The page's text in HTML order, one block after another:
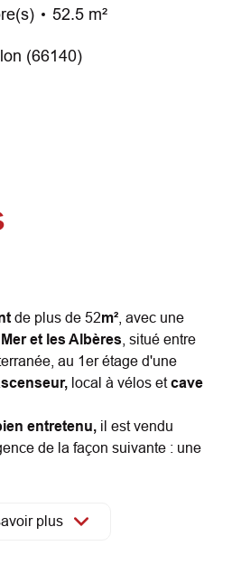
52.5 m²
(66140)
de plus de 52m² , avec une
et les Albères , situé entre
au 1er étage d'une
local à vélos etcave
entretenu, il est vendu
de la façon suivante : une
De l'autre côté, le
plus